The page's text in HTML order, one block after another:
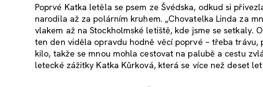
Poprvé Katka letěla se psem ze Švédska, odkud si
narodila až za polárním kruhem. „Chovatelka Linda za
vlakem až na Stockholmské letiště, kde jsme se setkaly.
ten den viděla opravdu hodně věcí poprvé – třeba
kilo, takže se mnou mohla cestovat na palubě a cestu
letecké zážitky Katka Kůrková, která se více než deset